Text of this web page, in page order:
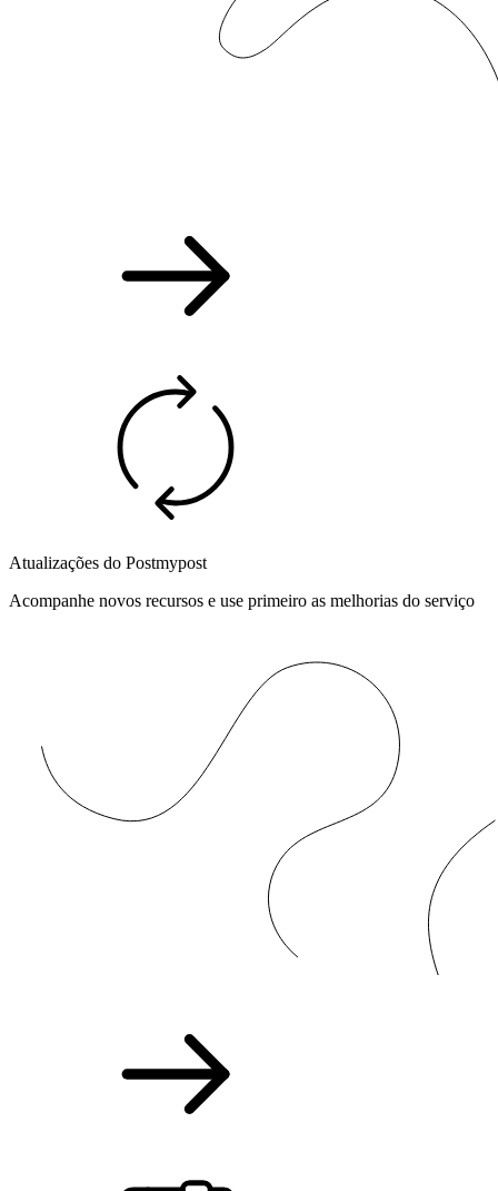
Atualizações do Postmypost
Acompanhe novos recursos e use primeiro as melhorias do serviço